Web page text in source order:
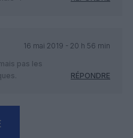
16 mai 2019 - 20 h 56 min
pas les
RÉPONDRE